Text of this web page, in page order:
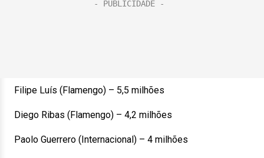
Filipe Luís (Flamengo) – 5,5 milhões
Diego Ribas (Flamengo) – 4,2 milhões
Paolo Guerrero (Internacional) – 4 milhões